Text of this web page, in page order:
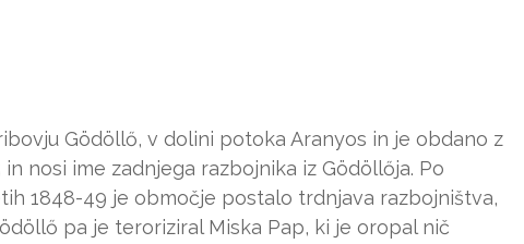
Gödöllő, v dolini potoka Aranyos in je obdano z
nosi ime zadnjega razbojnika iz Gödöllőja. Po
1848-49 je območje postalo trdnjava razbojništva,
pa je teroriziral Miska Pap, ki je oropal nič